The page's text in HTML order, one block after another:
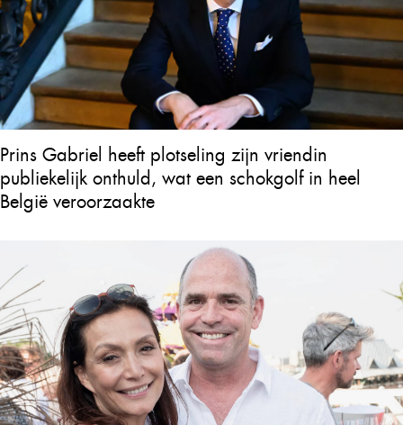
Prins Gabriel heeft plotseling zijn vriendin
publiekelijk onthuld, wat een schokgolf in heel
België veroorzaakte